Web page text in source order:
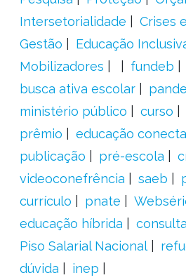
Intersetorialidade
Crises
Gestão
Educação
Mobilizadores
fundeb
busca ativa escolar
ministério público
curso
prêmio
educação
publicação
pré-escola
videoconefrência
saeb
currículo
pnate
educação híbrida
Piso Salarial Nacional
dúvida
inep